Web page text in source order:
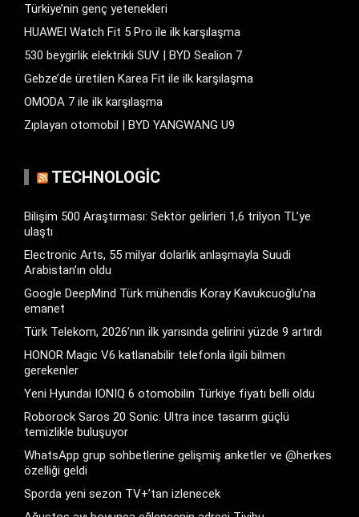
Türkiye’nin genç yetenekleri
HUAWEI Watch Fit 5 Pro ile ilk karşılaşma
530 beygirlik elektrikli SUV | BYD Sealion 7
Gebze’de üretilen Karea Fit ile ilk karşılaşma
OMODA 7 ile ilk karşılaşma
Zıplayan otomobil | BYD YANGWANG U9
TECHNOLOGIC
Bilişim 500 Araştırması: Sektör gelirleri 1,6 trilyon TL’ye
ulaştı
Electronic Arts, 55 milyar dolarlık anlaşmayla Suudi
Arabistan’ın oldu
Google DeepMind Türk mühendis Koray Kavukcuoğlu’na
emanet
Türk Telekom, 2026’nın ilk yarısında gelirini yüzde 9 artırdı
HONOR Magic V6 katlanabilir telefonla ilgili bilmen
gerekenler
Yeni Hyundai IONIQ 6 otomobilin Türkiye fiyatı belli oldu
Roborock Saros 20 Sonic: Ultra ince tasarım güçlü
temizlikle buluşuyor
WhatsApp grup sohbetlerine gelişmiş anketler ve @herkes
özelliği geldi
Sporda yeni sezon TV+’tan izlenecek